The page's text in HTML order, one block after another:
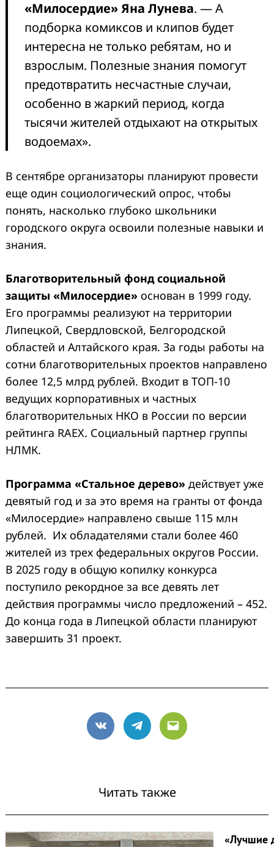
«Милосердие» Яна Лунева. — А
подборка комиксов и клипов будет
интересна не только ребятам, но и
взрослым. Полезные знания помогут
предотвратить несчастные случаи,
особенно в жаркий период, когда
тысячи жителей отдыхают на открытых
водоемах».
В сентябре организаторы планируют провести
еще один социологический опрос, чтобы
понять, насколько глубоко школьники
городского округа освоили полезные навыки и
знания.
Благотворительный фонд социальной
защиты «Милосердие» основан в 1999 году.
Его программы реализуют на территории
Липецкой, Свердловской, Белгородской
областей и Алтайского края. За годы работы на
сотни благотворительных проектов направлено
более 12,5 млрд рублей. Входит в ТОП-10
ведущих корпоративных и частных
благотворительных НКО в России по версии
рейтинга RAEX. Социальный партнер группы
НЛМК.
Программа «Стальное дерево» действует уже
девятый год и за это время на гранты от фонда
«Милосердие» направлено свыше 115 млн
рублей. Их обладателями стали более 460
жителей из трех федеральных округов России.
В 2025 году в общую копилку конкурса
поступило рекордное за все девять лет
действия программы число предложений – 452.
До конца года в Липецкой области планируют
завершить 31 проект.
VK Telegram
Email
Читать также
«Лучшие